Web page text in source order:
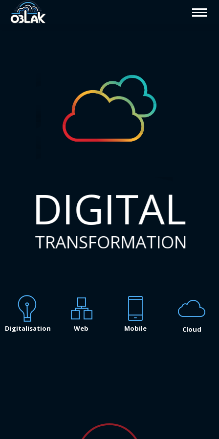
Cloud
Mobile
Web
Digitalisation
DIGITAL
TRANSFORMATION